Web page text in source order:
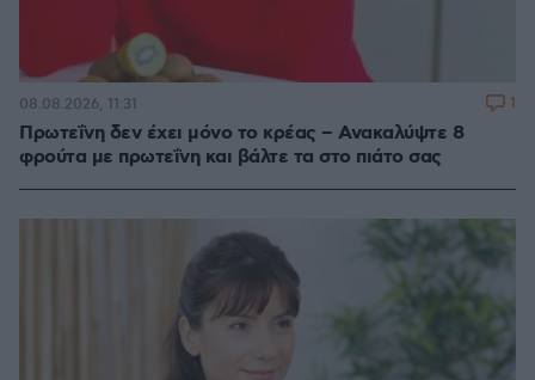
Πρωτεΐνη δεν έχει μόνο το κρέας – Ανακαλύψτε 8
φρούτα με πρωτεΐνη και βάλτε τα στο πιάτο σας
08.08.2026, 11:31 1